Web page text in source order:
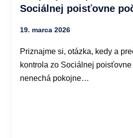
Sociálnej poisťovne
19. marca 2026
Priznajme si, otázka, kedy a
kontrola zo Sociálnej poisťovne
nenechá pokojne…